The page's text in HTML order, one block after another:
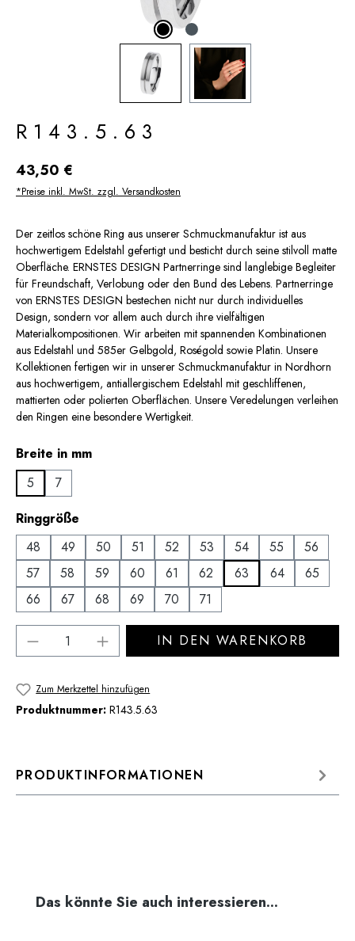
R143.5.63
Regulärer Preis:
43,50 €
*Preise inkl. MwSt. zzgl. Versandkosten
Der zeitlos schöne Ring aus unserer Schmuckmanufaktur ist aus
hochwertigem Edelstahl gefertigt und besticht durch seine stilvoll matte
Oberfläche. ERNSTES DESIGN Partnerringe sind langlebige Begleiter
für Freundschaft, Verlobung oder den Bund des Lebens. Partnerringe
von ERNSTES DESIGN bestechen nicht nur durch individuelles
Design, sondern vor allem auch durch ihre vielfältigen
Materialkompositionen. Wir arbeiten mit spannenden Kombinationen
aus Edelstahl und 585er Gelbgold, Roségold sowie Platin. Unsere
Kollektionen fertigen wir in unserer Schmuckmanufaktur in Nordhorn
aus hochwertigem, antiallergischem Edelstahl mit geschliffenen,
mattierten oder polierten Oberflächen. Unsere Veredelungen verleihen
den Ringen eine besondere Wertigkeit.
Breite in mmauswählen
5
7
Ringgröße
48
49 50 51 52 53 54 55
56
57
58 59 60 61 62 63 64
65
66
67 68 69 70 71
Produkt Anzahl: Gib den gewünschten
IN DEN WARENKORB
Zum Merkzettel hinzufügen
Produktnummer: R143.5.63
PRODUKTINFORMATIONEN
Produktgalerie überspringen
Das könnte Sie auch interessieren...